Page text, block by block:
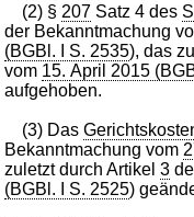
(2) § 207 Satz 4 des
der Bekanntmachung
(BGBl. I S. 2535), das
vom 15. April 2015
aufgehoben.
(3) Das
Bekanntmachung vom
zuletzt durch Artikel3
(BGBl. I S. 2525)